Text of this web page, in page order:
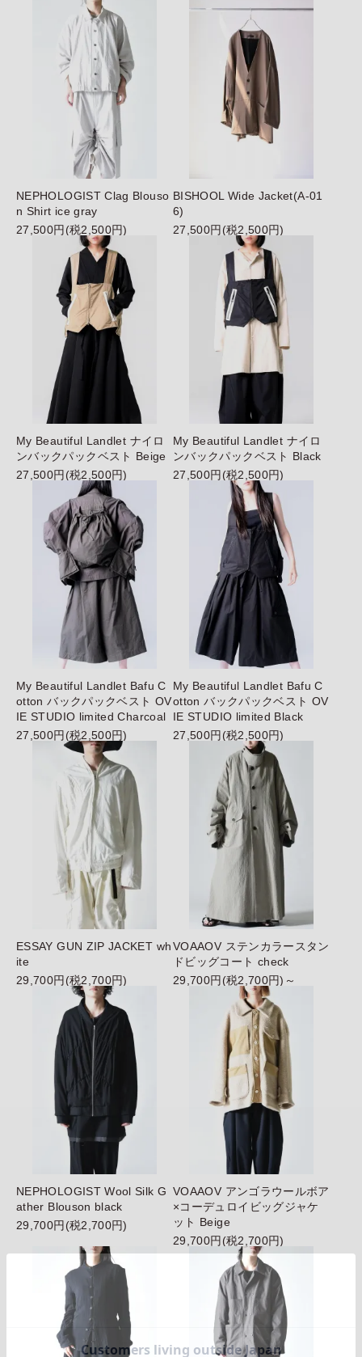
NEPHOLOGIST Clag Blouso
n Shirt ice gray
27,500円(税2,500円)
BISHOOL Wide Jacket(A-01
6)
27,500円(税2,500円)
My Beautiful Landlet ナイロ
ンバックパックベスト Beige
27,500円(税2,500円)
My Beautiful Landlet ナイロ
ンバックパックベスト Black
27,500円(税2,500円)
My Beautiful Landlet Bafu C
otton バックパックベスト OV
IE STUDIO limited Charcoal
27,500円(税2,500円)
My Beautiful Landlet Bafu C
otton バックパックベスト OV
IE STUDIO limited Black
27,500円(税2,500円)
ESSAY GUN ZIP JACKET wh
ite
29,700円(税2,700円)
VOAAOV ステンカラースタン
ドビッグコート check
29,700円(税2,700円)～
NEPHOLOGIST Wool Silk G
ather Blouson black
29,700円(税2,700円)
VOAAOV アンゴラウールボア
×コーデュロイビッグジャケ
ット Beige
29,700円(税2,700円)